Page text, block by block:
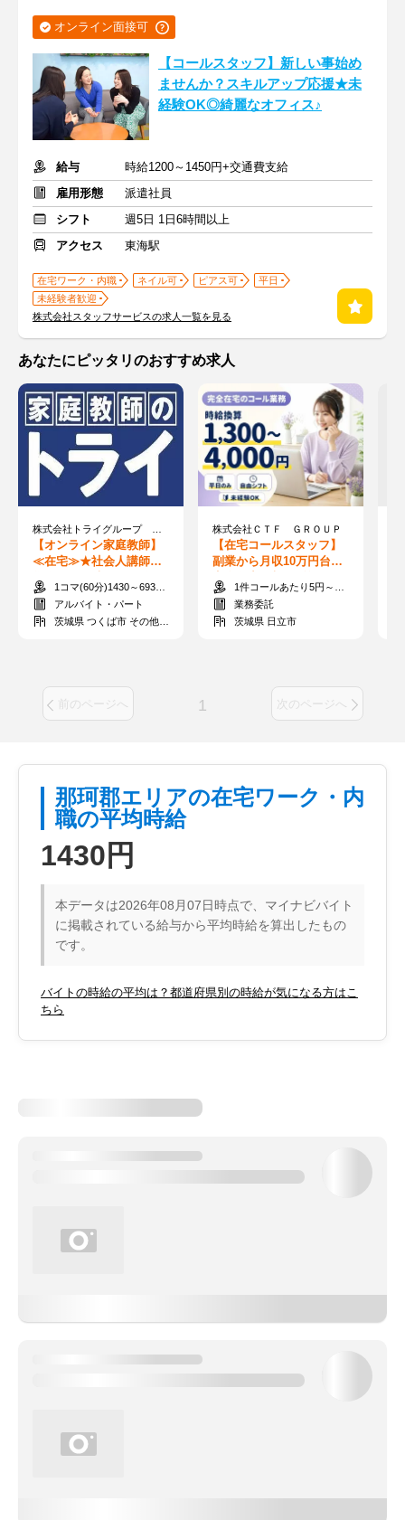
オンライン面接可
【コールスタッフ】新しい事始め
ませんか？スキルアップ応援★未
経験OK◎綺麗なオフィス♪
給与
時給1200～1450円+交通費支給
雇用形態
派遣社員
シフト
週5日 1日6時間以上
アクセス
東海駅
在宅ワーク・内職 ネイル可 ピアス可
平日
未経験者歓迎
株式会社スタッフサービスの求人一覧を見る
あなたにピッタリのおすすめ求人
【オンライン家庭教師】
≪在宅≫★社会人講師募
集★すきま時間に60分か
ら指導可能◎
1コマ(60分)1430～6930円
アルバイト・パート
茨城県 つくば市 その他つくば市
株式会社ＣＴＦ ＧＲＯＵＰ
【在宅コールスタッフ】
副業から月収10万円台も♪
完全在宅×時給換算1,300
～4,000円★
1件コールあたり5円～55円 ※時給換算1,300円～4,000円
業務委託
茨城県 日立市
前のページへ 1 次のページへ
那珂郡エリアの在宅ワーク・内
職の平均時給
1430円
本データは2026年08月07日時点で、マイナビバイト
に掲載されている給与から平均時給を算出したもの
です。
バイトの時給の平均は？都道府県別の時給が気になる方はこ
ちら